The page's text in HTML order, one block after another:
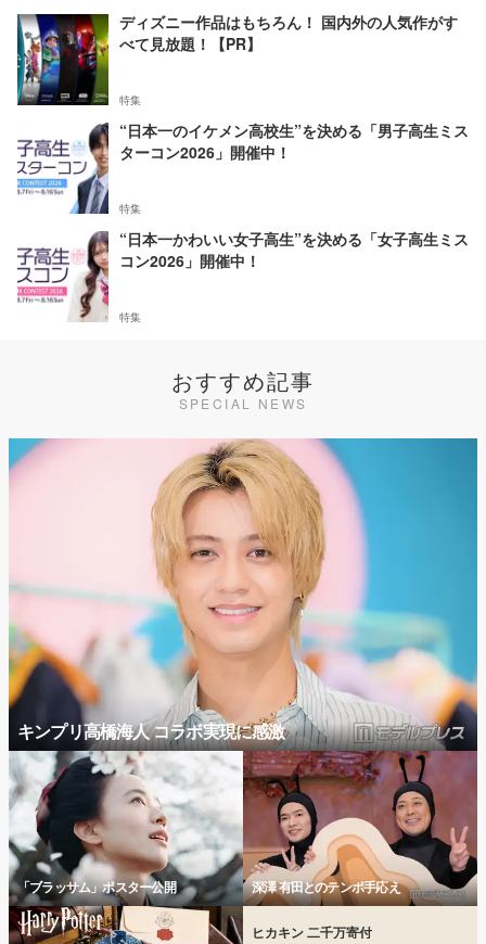
ディズニー作品はもちろん！ 国内外の人気作がす
べて見放題！【PR】
特集
“日本一のイケメン高校生”を決める「男子高生ミス
ターコン2026」開催中！
特集
“日本一かわいい女子高生”を決める「女子高生ミス
コン2026」開催中！
特集
おすすめ記事
SPECIAL NEWS
キンプリ高橋海人 コラボ実現に感激
「ブラッサム」ポスター公開 深澤 有田とのテンポ手応え
ヒカキン 二千万寄付